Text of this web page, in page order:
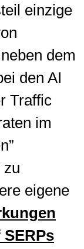
einzige
dem
den AI
Traffic
im
zu
eigene